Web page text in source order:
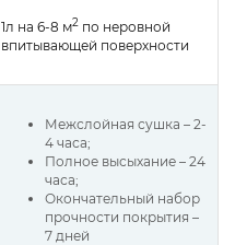
1л на 6-8 м2 по неровной
впитывающей поверхности
Межслойная сушка – 2-
4 часа;
Полное высыхание – 24
часа;
Окончательный набор
прочности покрытия –
7 дней